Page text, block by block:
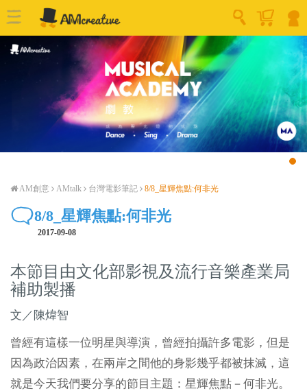
AM創意 AMtalk 台灣電影筆記 8/8_星輝焦點:何非光
8/8_星輝焦點:何非光
2017-09-08
本節目由文化部影視及流行音樂產業局
補助製播
文／陳煒智
曾經有這樣一位明星與導演，曾經拍攝許多電影，但是
因為政治因素，在兩岸之間他的身影幾乎都被抹滅，這
就是今天我們要分享的節目主題：星輝焦點－何非光。